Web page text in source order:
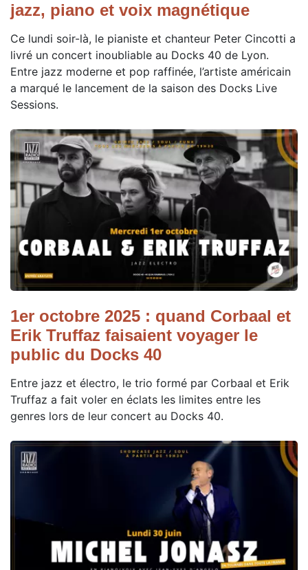
jazz, piano et voix magnétique
Ce lundi soir-là, le pianiste et chanteur Peter Cincotti a
livré un concert inoubliable au Docks 40 de Lyon.
Entre jazz moderne et pop raffinée, l’artiste américain
a marqué le lancement de la saison des Docks Live
Sessions.
1er octobre 2025 : quand Corbaal et
Erik Truffaz faisaient voyager le
public du Docks 40
Entre jazz et électro, le trio formé par Corbaal et Erik
Truffaz a fait voler en éclats les limites entre les
genres lors de leur concert au Docks 40.